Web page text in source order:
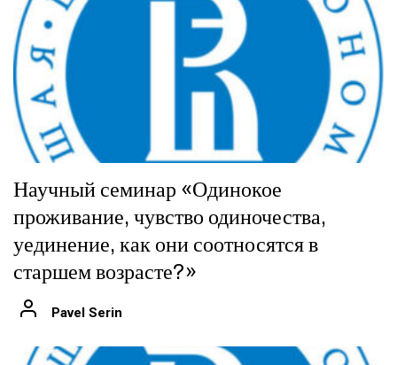
Научный семинар «Одинокое
проживание, чувство одиночества,
уединение, как они соотносятся в
старшем возрасте?»
Pavel Serin